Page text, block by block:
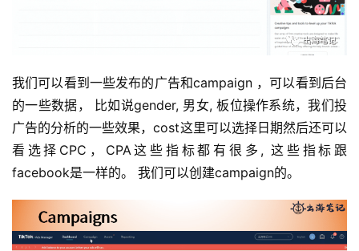
我们可以看到一些发布的广告和campaign ，可以看到后台
的一些数据， 比如说gender, 男女, 板位操作系统，我们投
广告的分析的一些效果，cost这里可以选择日期然后还可以
看选择CPC，CPA这些指标都有很多, 这些指标跟
facebook是一样的。 我们可以创建campaign的。